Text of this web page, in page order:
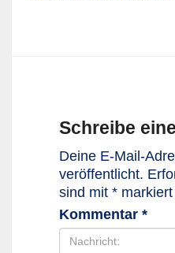
Schreibe
Deine E-Mail-
veröffentlicht.
sind mit * markiert
Kommentar *